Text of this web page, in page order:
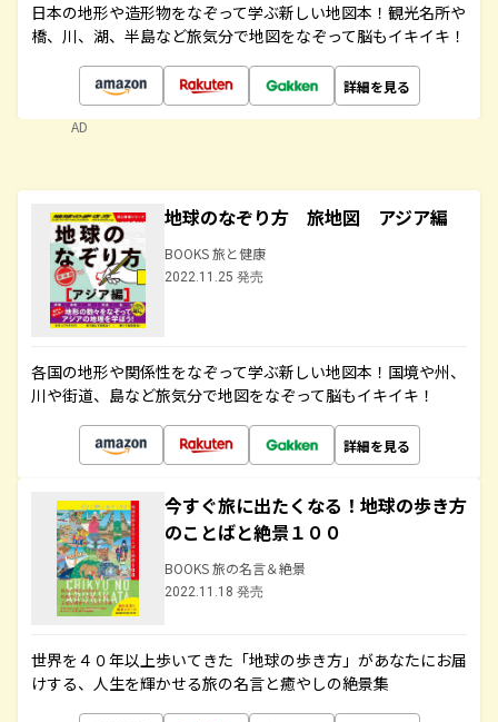
日本の地形や造形物をなぞって学ぶ新しい地図本！観光名所や
橋、川、湖、半島など旅気分で地図をなぞって脳もイキイキ！
詳細を見る
AD
地球のなぞり方 旅地図 アジア編
BOOKS 旅と健康
2022.11.25 発売
各国の地形や関係性をなぞって学ぶ新しい地図本！国境や州、
川や街道、島など旅気分で地図をなぞって脳もイキイキ！
詳細を見る
今すぐ旅に出たくなる！地球の歩き方
のことばと絶景１００
BOOKS 旅の名言＆絶景
2022.11.18 発売
世界を４０年以上歩いてきた「地球の歩き方」があなたにお届
けする、人生を輝かせる旅の名言と癒やしの絶景集